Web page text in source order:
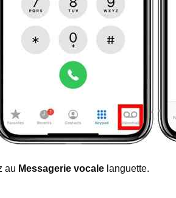
au Messagerie vocale languette.